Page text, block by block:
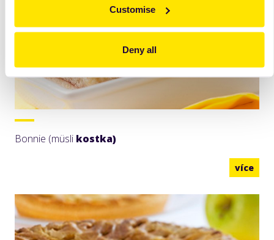
Customise
Deny all
Bonnie (müsli kostka)
více